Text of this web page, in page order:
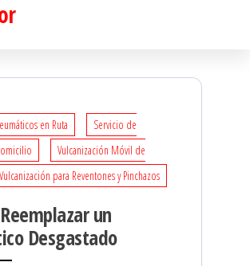
en Ruta
Servicio de
Vulcanización Móvil de
Vulcanización para Reventones y Pinchazos
un
Desgastado